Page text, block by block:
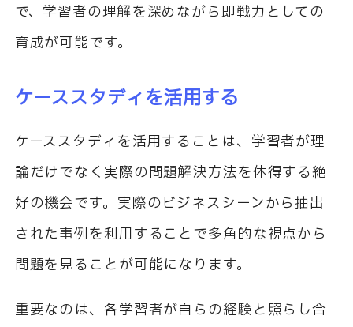
で、学習者の理解を深めながら即戦力としての
育成が可能です。
ケーススタディを活用する
ケーススタディを活用することは、学習者が理
論だけでなく実際の問題解決方法を体得する絶
好の機会です。実際のビジネスシーンから抽出
された事例を利用することで多角的な視点から
問題を見ることが可能になります。
重要なのは、各学習者が自らの経験と照らし合